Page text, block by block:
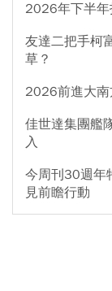
2026年下半
友達二把手柯
草？
2026前進大
佳世達集團艦
入
今周刊30週年
見前瞻行動